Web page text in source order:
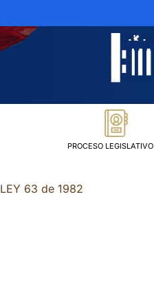
PROCESO LEGISLATIVO
LEY 63 de 1982